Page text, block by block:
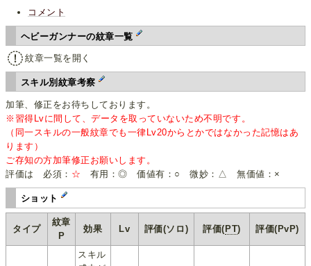
コメント
ヘビーガンナーの紋章一覧
紋章一覧を開く
スキル別紋章考察
加筆、修正をお待ちしております。
※習得Lvに間して、データを取っていないため不明です。
（同一スキルの一般紋章でも一律Lv20からとかではなかった記憶はあ
ります）
ご存知の方加筆修正お願いします。
評価は 必須： ☆ 有用：◎ 価値有：○ 微妙：△ 無価値：×
ショット
タイプ
紋章
P
効果 Lv 評価(ソロ) 評価( PT) 評価(PvP)
スキル